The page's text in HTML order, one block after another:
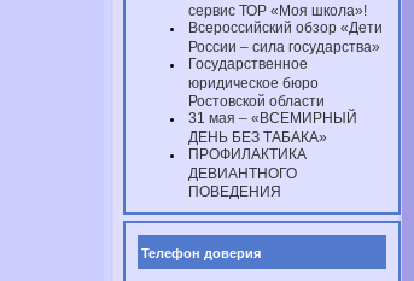
сервис ТОР «Моя школа»!
Всероссийский обзор «Дети
России – сила государства»
Государственное
юридическое бюро
Ростовской области
31 мая – «ВСЕМИРНЫЙ
ДЕНЬ БЕЗ ТАБАКА»
ПРОФИЛАКТИКА
ДЕВИАНТНОГО
ПОВЕДЕНИЯ
Телефон доверия